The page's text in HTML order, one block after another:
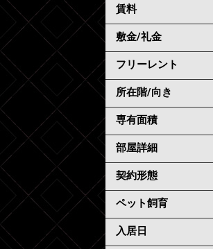
賃料
敷金/礼金
フリーレント
所在階/向き
専有面積
部屋詳細
契約形態
ペット飼育
入居日